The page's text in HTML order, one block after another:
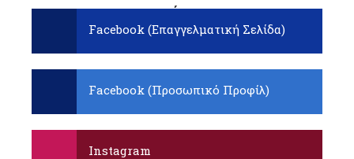
ενημέρωση:
Facebook (Επαγγελματική Σελίδα)
Facebook (Προσωπικό Προφίλ)
Instagram